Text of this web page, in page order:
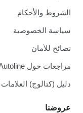
الشروط والأحكام
سياسة الخصوصية
نصائح للأمان
مراجعات حول Autoline
دليل (كتالوج) العلامات
عروضنا